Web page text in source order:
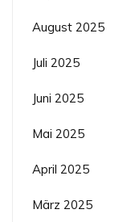
August 2025
Juli 2025
Juni 2025
Mai 2025
April 2025
März 2025